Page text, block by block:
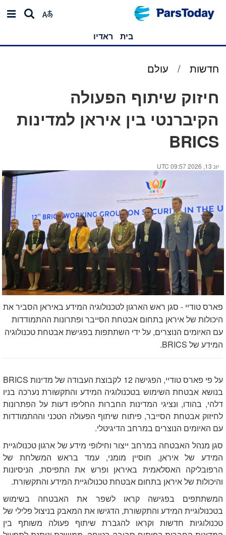
בית ראדיו
חדשות / עולם
חיזוק שיתוף הפעולה
הקיברנטי בין איראן למדינות
BRICS
יונ 13, 2026 09:57 UTC
פארס טודיי - סגן ראש הארגון לטכנולוגיה המידע באיראן הסביר את
היכולות של איראן בתחום אבטחת הסייבר ופתרונות ההתמודדות
עם האיומים הנוצרים, על ידי השתתפות בפגישת אבטחת טכנולוגיה
המידע של BRICS.
על פי פארס טודיי, הפגישה 12 לקבוצת העבודה של מדינות
BRICS
בנושא אבטחת השימוש בטכנולוגיה המידע והתקשורת נערכה בניו
דלהי, בהודו, ונציגי המדינות החברות החליפו דעות על הפתרונות
לחיזוק אבטחת הסייבר, פיתוח שיתוף הפעולה הטכני וההתמודדות
עם האיומים הנוצרים במרחב הדיגיטלי.
סגן מנהל האבטחה במרחב ייצור וחילופי מידע של ארגון טכנולוגיית
המידע של איראן, חוסיין מומני, עמד בראש המשלחת של
הרפובליקה האסלאמית באיראן ופרש את התפיסת, הניסיונות
והיכולות של איראן בתחום אבטחת טכנולוגיית המידע והתקשורת.
המשתתפים בפגישה קראו לשפר את האבטחה בשימוש
בטכנולוגיית המידע והתקשורת, הדגישו את המאבק בניצול פלילי של
טכנולוגיות חדשות וקראו להגברת שיתוף פעולה משותף בין